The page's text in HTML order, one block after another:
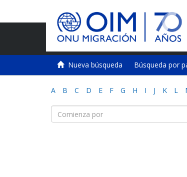
Nueva búsqueda Búsqueda por
A B C D E F G H I J K L